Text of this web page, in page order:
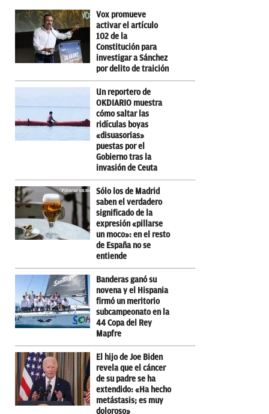
Vox promueve
activar el artículo
102 de la
Constitución para
investigar a Sánchez
por delito de traición
Un reportero de
OKDIARIO muestra
cómo saltar las
ridículas boyas
«disuasorias»
puestas por el
Gobierno tras la
invasión de Ceuta
Sólo los de Madrid
saben el verdadero
significado de la
expresión «pillarse
un moco»: en el resto
de España no se
entiende
Banderas ganó su
novena y el Hispania
firmó un meritorio
subcampeonato en la
44 Copa del Rey
Mapfre
El hijo de Joe Biden
revela que el cáncer
de su padre se ha
extendido: «Ha hecho
metástasis; es muy
doloroso»